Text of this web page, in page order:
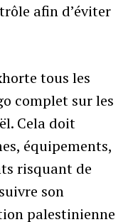
afin d’éviter
tous les
complet sur les
Cela doit
équipements,
risquant de
son
palestinienne